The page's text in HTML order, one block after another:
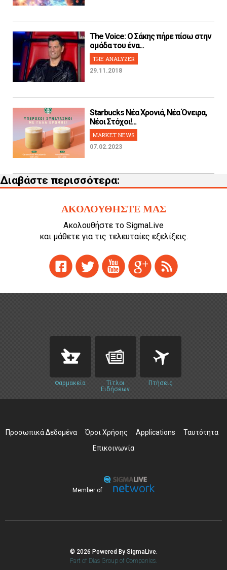
The Voice: Ο Σάκης πήρε πίσω στην
ομάδα του ένα...
THE ANALYZER
29.11.2018
Starbucks Νέα Χρονιά, Νέα Όνειρα,
Νέοι Στόχοι!...
MARKET NEWS
07.02.2023
Διαβάστε περισσότερα:
ΑΚΟΛΟΥΘΗΣΤΕ ΜΑΣ
Ακολουθήστε το SigmaLive
και μάθετε για τις τελευταίες εξελίξεις.
Φαρμακεία
Τίτλοι
Ειδήσεων
Πτήσεις
Προσωπικά Δεδομένα Όροι Χρήσης Applications
Ταυτότητα
Επικοινωνία
Member of
© 2026 Powered By SigmaLive.
Part of Dias Group of Companies.